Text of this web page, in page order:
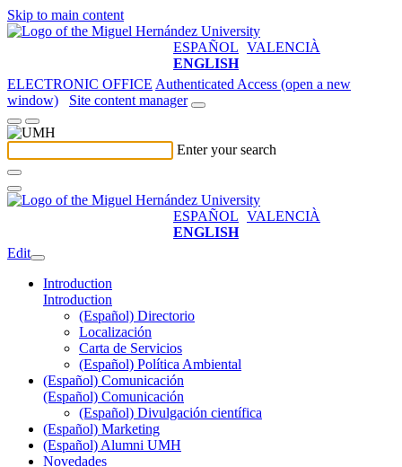
Skip to main content
ESPAÑOL VALENCIÀ
ENGLISH
ELECTRONIC OFFICE Authenticated Access (open a new
window)
Site content manager
Enter your search
ESPAÑOL VALENCIÀ
ENGLISH
Edit
Introduction
Introduction
(Español) Directorio
Localización
Carta de Servicios
(Español) Política Ambiental
(Español) Comunicación
(Español) Comunicación
(Español) Divulgación científica
(Español) Marketing
(Español) Alumni UMH
Novedades